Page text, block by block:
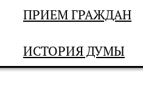
ПРИЕМ ГРАЖДАН
ИСТОРИЯ ДУМЫ